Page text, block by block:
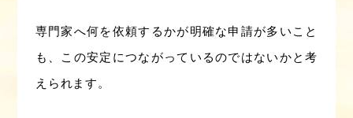
専門家へ何を依頼するかが明確な申請が多いこと
も、この安定につながっているのではないかと考
えられます。